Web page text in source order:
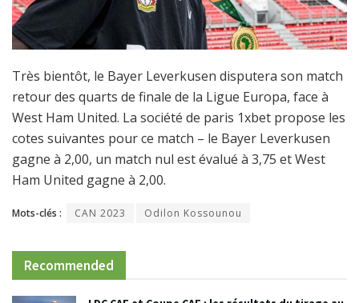
Très bientôt, le Bayer Leverkusen disputera son match
retour des quarts de finale de la Ligue Europa, face à
West Ham United. La société de paris 1xbet propose les
cotes suivantes pour ce match – le Bayer Leverkusen
gagne à 2,00, un match nul est évalué à 3,75 et West
Ham United gagne à 2,00.
Mots-clés : CAN 2023 Odilon Kossounou
Recommended